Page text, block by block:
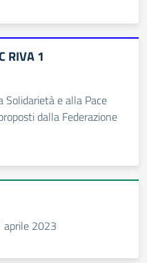
RIVA 1
Solidarietà e alla Pace
dalla Federazione
aprile 2023